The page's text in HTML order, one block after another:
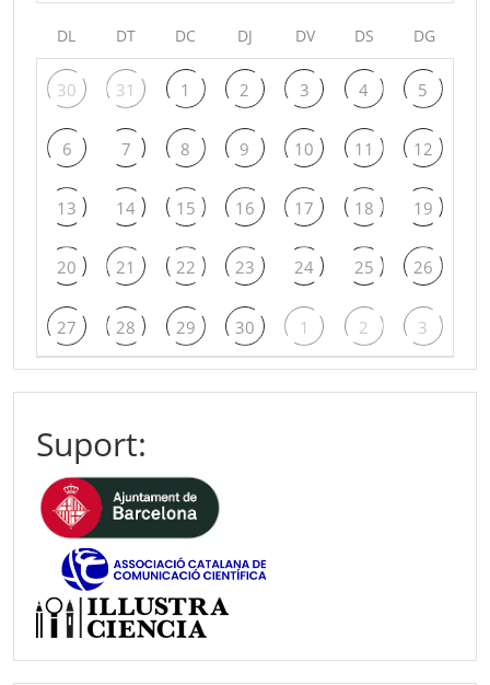
DL DT DC DJ DV DS DG
30 31 1 2 3 4 5
6 7 8 9 10 11 12
13 14 15 16 17 18 19
20 21 22 23 24 25 26
27 28 29 30 1 2 3
Suport: